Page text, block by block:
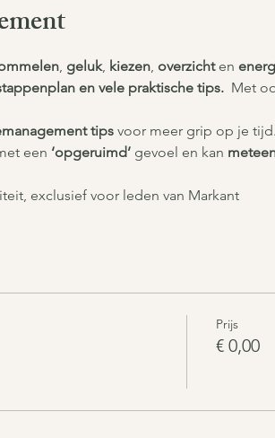
, geluk, kiezen, overzicht en
en vele praktische tips. Met
tips voor meer grip op je tijd.
een ‘opgeruimd’ gevoel en kan
exclusief voor leden van Markant
Prijs
€ 0,00